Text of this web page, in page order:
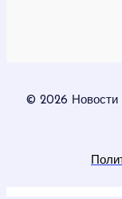
© 2026 Новости